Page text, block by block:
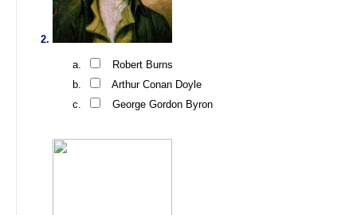
Robert Burns
Arthur Conan Doyle
George Gordon Byron